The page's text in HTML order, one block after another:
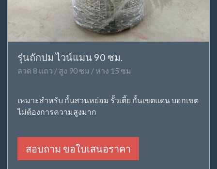
รุ่นถักปม ไวน์แมน 90 ซม.
ลวด 8 แถว / สูง 90 ซม / ห่าง 15 ซม
เหมาะสำหรับ กั้นสวนหย่อม รั้วเตี้ย กั้นเขตแดน บอกเขต
ไม่ต้องการความสูงมาก
สอบถาม ขอใบเสนอราคา